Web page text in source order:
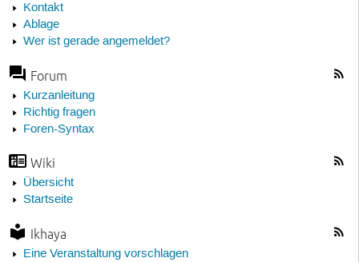
Kontakt
Ablage
Wer ist gerade angemeldet?
Forum
Kurzanleitung
Richtig fragen
Foren-Syntax
Wiki
Übersicht
Startseite
Ikhaya
Eine Veranstaltung vorschlagen